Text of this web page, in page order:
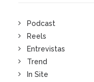
Podcast
Reels
Entrevistas
Trend
In Site